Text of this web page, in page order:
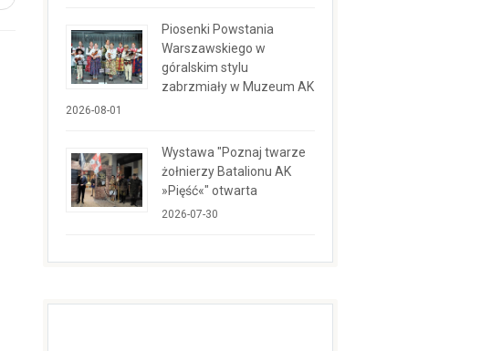
Piosenki Powstania
Warszawskiego w
góralskim stylu
zabrzmiały w Muzeum AK
2026-08-01
Wystawa "Poznaj twarze
żołnierzy Batalionu AK
»Pięść«" otwarta
2026-07-30